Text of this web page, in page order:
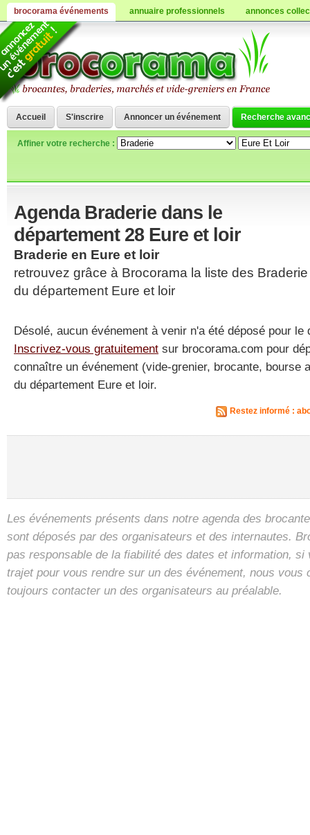
Accueil S'inscrire Annoncer un événement Recherche
Affiner votre recherche :
Agenda Braderie dans le
département 28 Eure et loir
Braderie en Eure et loir
retrouvez grâce à Brocorama la liste des Braderie
du département Eure et loir
Désolé, aucun événement à venir n'a été déposé pour le
Inscrivez-vous gratuitement sur brocorama.com pour
connaître un événement (vide-grenier, brocante, bourse
du département Eure et loir.
Restez informé :
Les événements présents dans notre agenda des
sont déposés par des organisateurs et des internautes.
pas responsable de la fiabilité des dates et information, si
trajet pour vous rendre sur un des événement, nous vous
toujours contacter un des organisateurs au préalable.
brocorama événements annuaire professionnels annonces